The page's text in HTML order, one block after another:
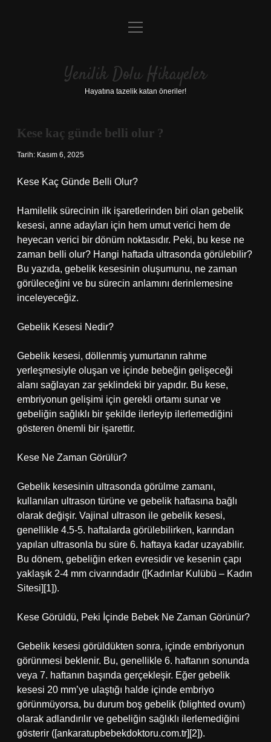
Anasayfa
Yasal Uyarı
menüyü
Yenilik Dolu Hikayeler
Hayatına tazelik katan öneriler!
Kese kaç günde belli olur ?
Tarih: Kasım 6, 2025
Kese Kaç Günde Belli Olur?
Hamilelik sürecinin ilk işaretlerinden biri olan gebelik
kesesi, anne adayları için hem umut verici hem de
heyecan verici bir dönüm noktasıdır. Peki, bu kese ne
zaman belli olur? Hangi haftada ultrasonda görülebilir?
Bu yazıda, gebelik kesesinin oluşumunu, ne zaman
görüleceğini ve bu sürecin anlamını derinlemesine
inceleyeceğiz.
Gebelik Kesesi Nedir?
Gebelik kesesi, döllenmiş yumurtanın rahme
yerleşmesiyle oluşan ve içinde bebeğin gelişeceği
alanı sağlayan zar şeklindeki bir yapıdır. Bu kese,
embriyonun gelişimi için gerekli ortamı sunar ve
gebeliğin sağlıklı bir şekilde ilerleyip ilerlemediğini
gösteren önemli bir işarettir.
Kese Ne Zaman Görülür?
Gebelik kesesinin ultrasonda görülme zamanı,
kullanılan ultrason türüne ve gebelik haftasına bağlı
olarak değişir. Vajinal ultrason ile gebelik kesesi,
genellikle 4.5-5. haftalarda görülebilirken, karından
yapılan ultrasonla bu süre 6. haftaya kadar uzayabilir.
Bu dönem, gebeliğin erken evresidir ve kesenin çapı
yaklaşık 2-4 mm civarındadır ([Kadınlar Kulübü – Kadın
Sitesi][1]).
Kese Görüldü, Peki İçinde Bebek Ne Zaman Görünür?
Gebelik kesesi görüldükten sonra, içinde embriyonun
görünmesi beklenir. Bu, genellikle 6. haftanın sonunda
veya 7. haftanın başında gerçekleşir. Eğer gebelik
kesesi 20 mm’ye ulaştığı halde içinde embriyo
görünmüyorsa, bu durum boş gebelik (blighted ovum)
olarak adlandırılır ve gebeliğin sağlıklı ilerlemediğini
gösterir ([ankaratupbebekdoktoru.com.tr][2]).